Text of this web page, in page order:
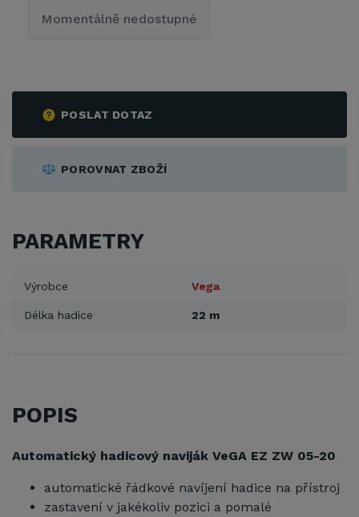
POSLAT DOTAZ
POROVNAT ZBOŽÍ
Momentálně nedostupné
PARAMETRY
Výrobce Vega
Délka hadice 22 m
POPIS
Automatický hadicový naviják VeGA EZ ZW 05-20
automatické řádkové navíjení hadice na přístroj
zastavení v jakékoliv pozici a pomalé